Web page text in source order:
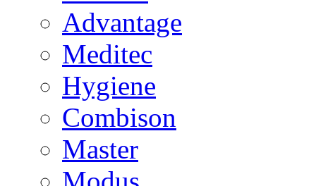
Advantage
Meditec
Hygiene
Combison
Master